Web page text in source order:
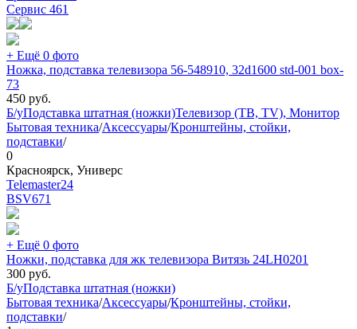
Сервис 461
+ Ещё 0 фото
Ножка, подставка телевизора 56-548910, 32d1600 std-001 box-
73
450 руб.
Б/уПодставка штатная (ножки)Телевизор (ТВ, TV), Монитор
Бытовая техника/Аксессуары/Кронштейны, стойки,
подставки/
0
Красноярск, Универс
Telemaster24
BSV671
+ Ещё 0 фото
Ножки, подставка для жк телевизора Витязь 24LH0201
300 руб.
Б/уПодставка штатная (ножки)
Бытовая техника/Аксессуары/Кронштейны, стойки,
подставки/